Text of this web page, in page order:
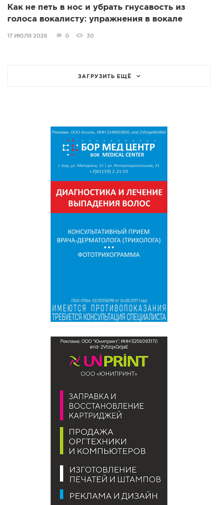
Как не петь в нос и убрать гнусавость из
голоса вокалисту: упражнения в вокале
17 ИЮЛЯ 2026 0 30
ЗАГРУЗИТЬ ЕЩЁ